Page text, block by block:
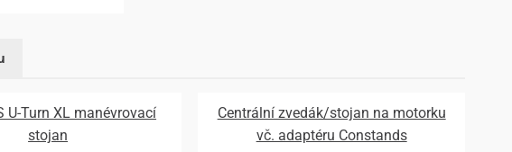
U-Turn XL manévrovací
stojan
Centrální zvedák/stojan na motorku
vč. adaptéru Constands